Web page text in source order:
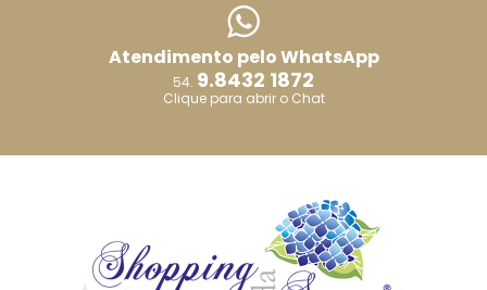
Atendimento pelo WhatsApp
54. 9.8432 1872
Clique para abrir o Chat